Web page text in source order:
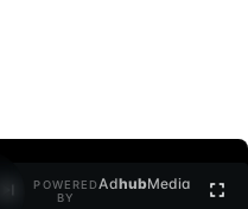
POWERED
BY
AdhubMedia